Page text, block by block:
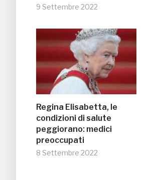
9 Settembre 2022
Regina Elisabetta, le
condizioni di salute
peggiorano: medici
preoccupati
8 Settembre 2022